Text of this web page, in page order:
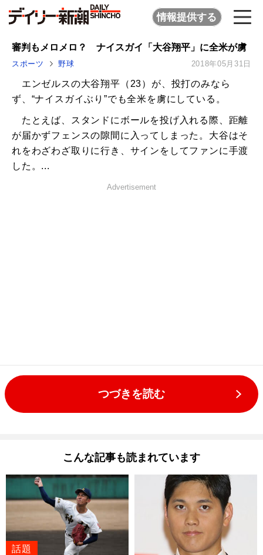
情報提供する
審判もメロメロ？ ナイスガイ「大谷翔平」に全米が虜
スポーツ 野球 2018年05月31日
エンゼルスの大谷翔平（23）が、投打のみなら
ず、“ナイスガイぶり”でも全米を虜にしている。
たとえば、スタンドにボールを投げ入れる際、距離
が届かずフェンスの隙間に入ってしまった。大谷はそ
れをわざわざ取りに行き、サインをしてファンに手渡
した。...
Advertisement
つづきを読む
こんな記事も読まれています
話題